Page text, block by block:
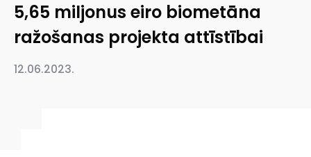
5,65 miljonus eiro biometāna
ražošanas projekta attīstībai
12.06.2023.